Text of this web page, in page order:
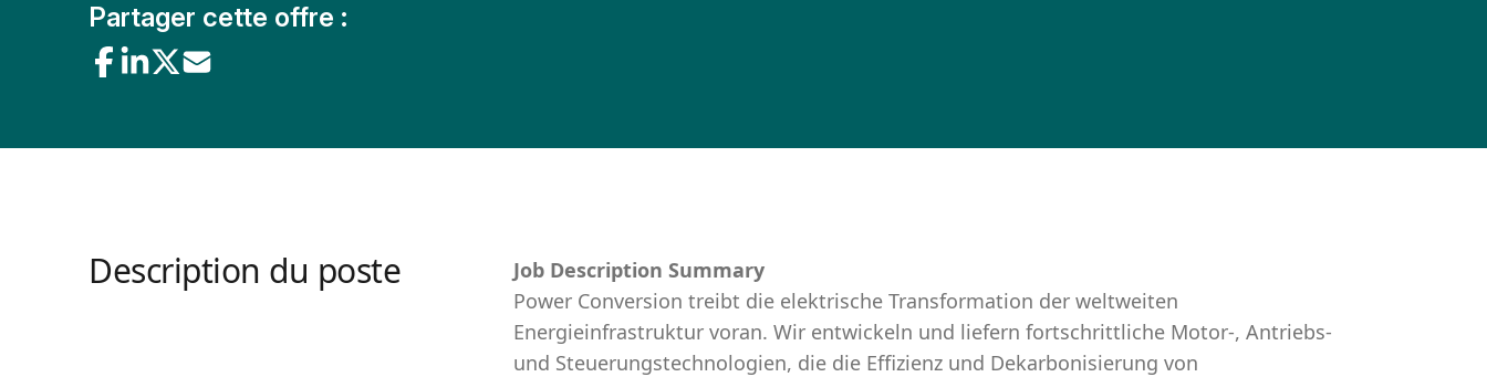
Partager cette offre :
Description du poste
Job Description Summary
Power Conversion treibt die elektrische Transformation der weltweiten
Energieinfrastruktur voran. Wir entwickeln und liefern fortschrittliche Motor-, Antriebs-
und Steuerungstechnologien, die die Effizienz und Dekarbonisierung von